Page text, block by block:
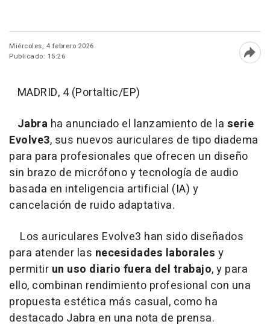
Miércoles, 4 febrero 2026
Publicado: 15:26
MADRID, 4 (Portaltic/EP)
Jabra ha anunciado el lanzamiento de la serie
Evolve3, sus nuevos auriculares de tipo diadema
para para profesionales que ofrecen un diseño
sin brazo de micrófono y tecnología de audio
basada en inteligencia artificial (IA) y
cancelación de ruido adaptativa.
Los auriculares Evolve3 han sido diseñados
para atender las necesidades laborales y
permitir un uso diario fuera del trabajo, y para
ello, combinan rendimiento profesional con una
propuesta estética más casual, como ha
destacado Jabra en una nota de prensa.